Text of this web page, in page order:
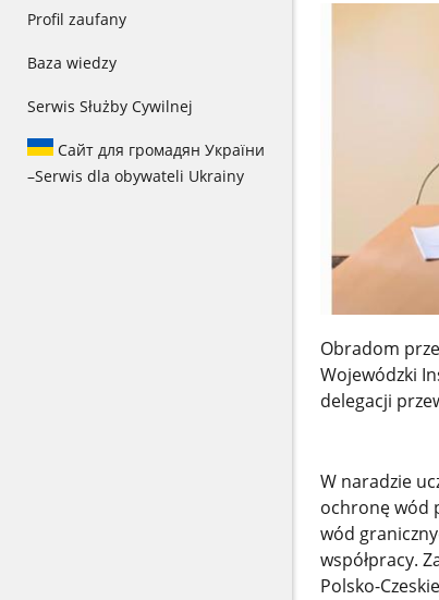
Profil zaufany
Baza wiedzy
Serwis Służby Cywilnej
Сайт для громадян України
–Serwis dla obywateli Ukrainy
Obradom
Wojewódzki
delegacji
W naradzie
ochronę wód
wód
współpracy.
Polsko-